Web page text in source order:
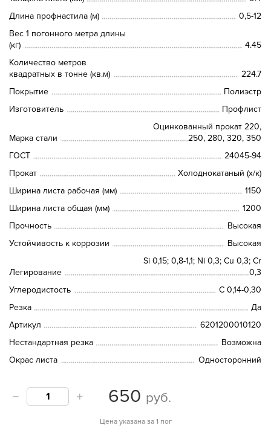
Длина профнастила (м)
0,5-12
Вес 1 погонного метра длины
(кг)
4.45
Количество метров
квадратных в тонне (кв.м)
224.7
Покрытие
Полиэстр
Изготовитель
Профлист
Марка стали
Оцинкованный прокат 220,
250, 280, 320, 350
ГОСТ
24045-94
Прокат
Холоднокатаный (х/к)
Ширина листа рабочая (мм)
1150
Ширина листа общая (мм)
1200
Прочность
Высокая
Устойчивость к коррозии
Высокая
Легирование
Si 0,15; 0,8-1,1; Ni 0,3; Сu 0,3; Cr
0,3
Углеродистость
C 0,14-0,30
Резка
Да
Артикул
6201200010120
Нестандартная резка
Возможна
Окрас листа
Односторонний
650 руб.
Цена указана за 1 пог